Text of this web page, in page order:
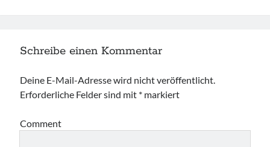
Schreibe einen Kommentar
Deine E-Mail-Adresse wird nicht veröffentlicht.
Erforderliche Felder sind mit * markiert
Comment